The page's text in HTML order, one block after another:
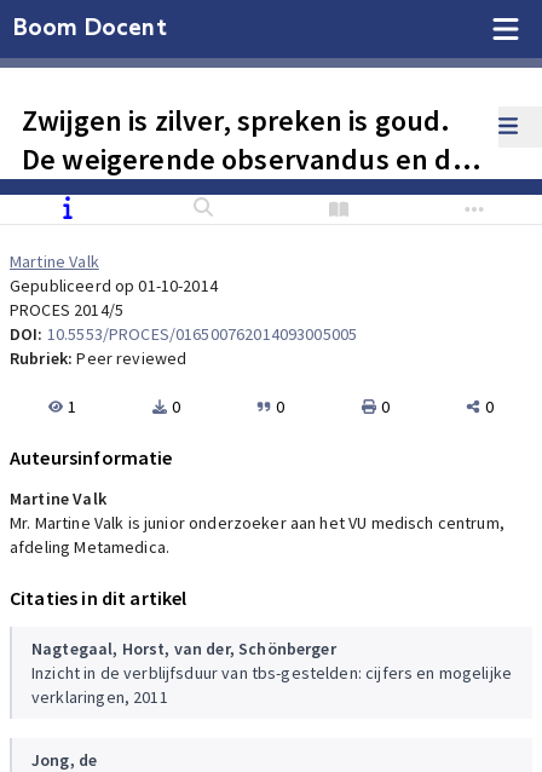
Boom Docent
Zwijgen is zilver, spreken is goud.
De weigerende observandus en de
voorgestelde wijziging van artikel
37a Sr
Martine Valk
Gepubliceerd op 01-10-2014
PROCES 2014/5
DOI: 10.5553/PROCES/016500762014093005005
Rubriek:Peer reviewed
1 0 0 0 0
Auteursinformatie
Martine Valk
Mr. Martine Valk is junior onderzoeker aan het VU medisch centrum,
afdeling Metamedica.
Citaties in dit artikel
Nagtegaal, Horst, van der,Schönberger
Inzicht in de verblijfsduur van tbs-gestelden: cijfers en mogelijke
verklaringen, 2011
Jong, de